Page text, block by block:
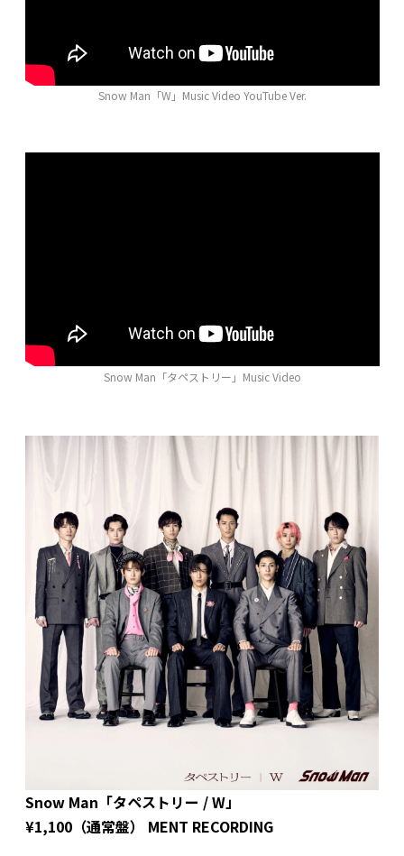
Snow Man「W」Music Video YouTube Ver.
Snow Man「タペストリー」Music Video
Snow Man「タペストリー / W」
¥1,100（通常盤） MENT RECORDING